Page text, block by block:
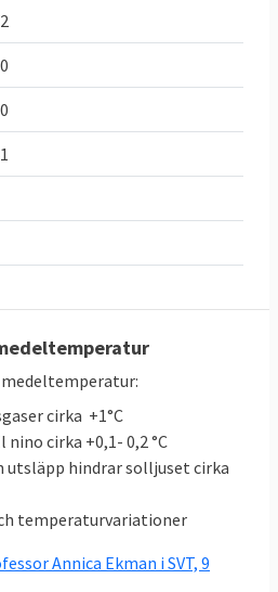
växthusgaser:
43,366 till
inlagring
i tabellen för att se
miljoner ton
, ett mått på mängden
cirka +1°C
cirka +0,1- 0,2 °C
utsläpp hindrar solljuset cirka
temperaturvariationer
Annica Ekman i SVT, 9